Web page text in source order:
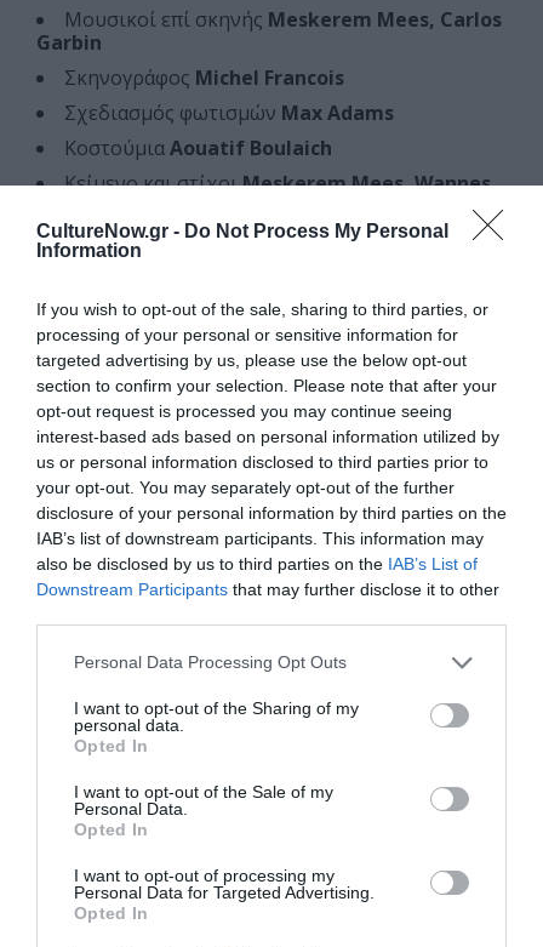
CultureNow.gr - Do Not Process My Personal
Information
If you wish to opt-out of the sale, sharing to third parties, or
processing of your personal or sensitive information for
targeted advertising by us, please use the below opt-out
section to confirm your selection. Please note that after your
opt-out request is processed you may continue seeing
interest-based ads based on personal information utilized by
us or personal information disclosed to third parties prior to
your opt-out. You may separately opt-out of the further
disclosure of your personal information by third parties on the
IAB’s list of downstream participants. This information may
also be disclosed by us to third parties on the IAB’s List of
Downstream Participants that may further disclose it to other
Personal Data Processing Opt Outs
I want to opt-out of the Sharing of my
personal data.
Opted In
I want to opt-out of the Sale of my
Personal Data.
Opted In
I want to opt-out of processing my
Personal Data for Targeted Advertising.
Opted In
Μουσικοί επί σκηνής Meskerem Mees, Carlos
Garbin
Σκηνογράφος Michel Francois
Σχεδιασμός φωτισμών Max Adams
ΚοστούμιαAouatif Boulaich
Κείμενο και στίχοιMeskerem Mees, Wannes
ΔραματουργίαWannes Gyselinck
Stringer
ΠαραγωγήRosas
Συμπαραγωγή ConcertgebouwBrugge(Βέλγιο),
De Munt / La Monnaie(Βέλγιο),Internationaal
Theater Amsterdam(Ολλανδία),Le théâtre
Garonne(Γαλλία),Gie Fondoc Occitanie(Le Parvis
Tarbes Scène nationale ALBI Tarn Le Cratère Alès
Scène nationale Grand Narbonne Théâtre Garonne)
Με την υποστήριξη τουDance Reflections by
Van Cleef & Arpels
Η παραγωγή πραγματοποιείται με τη στήριξη του
Tax Shelter τηςΟμοσπονδιακής Κυβέρνησης του
Βελγίου, σε συνεργασία με τοCasa Kafka Pictures.
Η ομάδα Rosas υποστηρίζεται από τη Φλαμανδική
Κοινότητας (VGC).
Η ειδική εκδήλωση
Η παράσταση θα πλαισιωθεί από ειδική εκδήλωση που
διοργανώνουν το Φεστιβάλ Αθηνών Επιδαύρου και η
Πειραιώς 260.